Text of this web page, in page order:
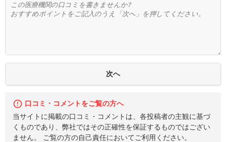
口コミ・コメントをご覧の方へ
当サイトに掲載の口コミ・コメントは、各投稿者の主観に基づ
くものであり、弊社ではその正確性を保証するものではござい
ません。 ご覧の方の自己責任においてご利用ください。